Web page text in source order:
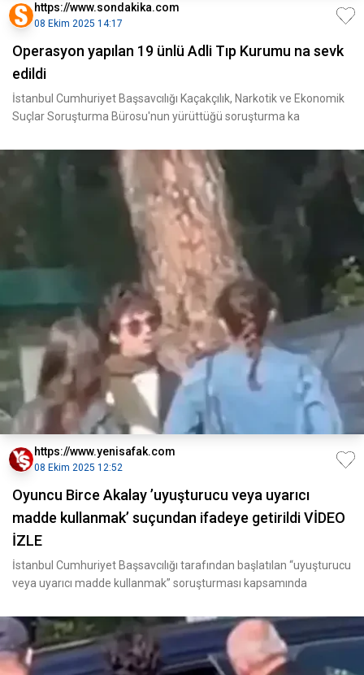
https://www.sondakika.com
08 Ekim 2025 14:17
Operasyon yapılan 19 ünlü Adli Tıp Kurumu na sevk
edildi
İstanbul Cumhuriyet Başsavcılığı Kaçakçılık, Narkotik ve Ekonomik
Suçlar Soruşturma Bürosu'nun yürüttüğü soruşturma ka
https://www.yenisafak.com
08 Ekim 2025 12:52
Oyuncu Birce Akalay ’uyuşturucu veya uyarıcı
madde kullanmak’ suçundan ifadeye getirildi VİDEO
İZLE
İstanbul Cumhuriyet Başsavcılığı tarafından başlatılan “uyuşturucu
veya uyarıcı madde kullanmak” soruşturması kapsamında